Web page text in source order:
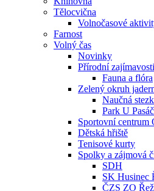
Tělocvična
Volnočasové
Farnost
Volný čas
Novinky
Přírodní
Fauna a flóra
Zelený okruh
Naučná
Park U
Sportovní centrum
Dětská hřiště
Tenisové kurty
Spolky a zájmová
SDH
SK Husinec
ČZS ZO Řež